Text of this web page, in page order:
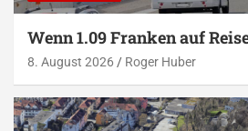
Wenn 1.09 Franken auf
8. August 2026 Roger Huber